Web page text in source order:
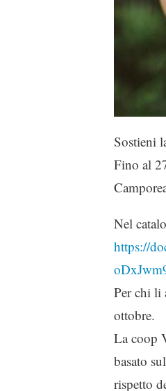
Sostieni
Fino al
Nel
https://
Per chi li
ottobre.
La coop
basato
rispetto